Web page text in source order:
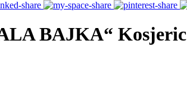
BAJKA“ Kosjeric